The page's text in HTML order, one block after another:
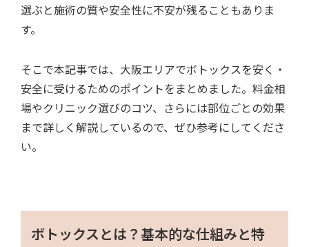
選ぶと施術の質や安全性に不安が残ることもありま
す。
そこで本記事では、大阪エリアでボトックスを安く・
安全に受けるためのポイントをまとめました。料金相
場やクリニック選びのコツ、さらには部位ごとの効果
まで詳しく解説しているので、ぜひ参考にしてくださ
い。
ボトックスとは？基本的な仕組みと特